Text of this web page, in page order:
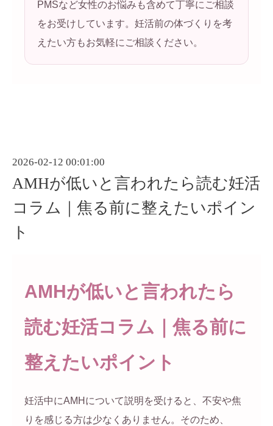
PMSなど女性のお悩みも含めて丁寧にご相談
をお受けしています。妊活前の体づくりを考
えたい方もお気軽にご相談ください。
2026-02-12 00:01:00
AMHが低いと言われたら読む妊活
コラム｜焦る前に整えたいポイン
ト
AMHが低いと言われたら
読む妊活コラム｜焦る前に
整えたいポイント
妊活中にAMHについて説明を受けると、不安や焦
りを感じる方は少なくありません。そのため、